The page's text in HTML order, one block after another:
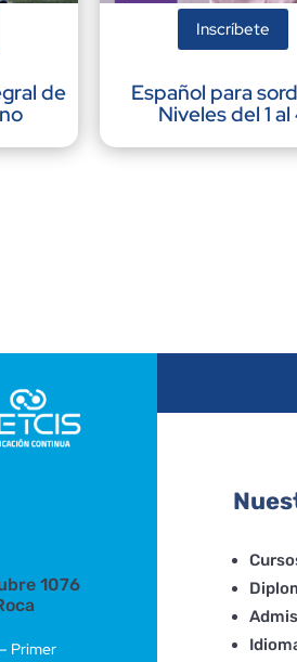
de
Inscríbete
Español para
Niveles del 1 al
1076
Primer